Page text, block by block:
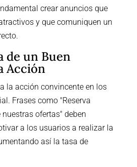
crear anuncios que
y que comuniquen un
de un Buen
Acción
la acción convincente en los
Frases como "Reserva
nuestras ofertas" deben
a los usuarios a realizar la
así la tasa de